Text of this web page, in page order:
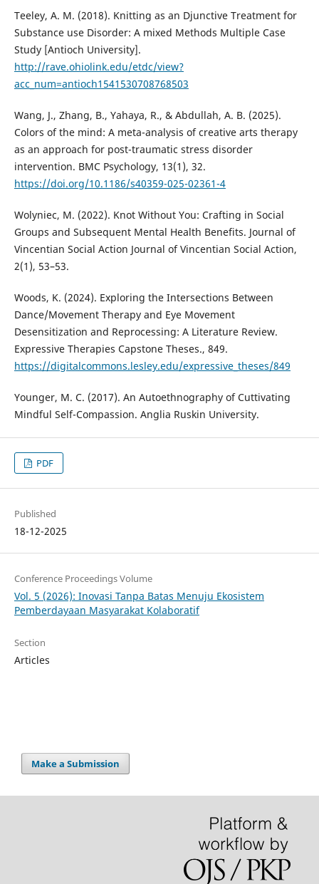
Teeley, A. M. (2018). Knitting as an Djunctive Treatment for
Substance use Disorder: A mixed Methods Multiple Case
Study [Antioch University].
http://rave.ohiolink.edu/etdc/view?
acc_num=antioch1541530708768503
Wang, J., Zhang, B., Yahaya, R., & Abdullah, A. B. (2025).
Colors of the mind: A meta-analysis of creative arts therapy
as an approach for post-traumatic stress disorder
intervention. BMC Psychology, 13(1), 32.
https://doi.org/10.1186/s40359-025-02361-4
Wolyniec, M. (2022). Knot Without You: Crafting in Social
Groups and Subsequent Mental Health Benefits. Journal of
Vincentian Social Action Journal of Vincentian Social Action,
2(1), 53–53.
Woods, K. (2024). Exploring the Intersections Between
Dance/Movement Therapy and Eye Movement
Desensitization and Reprocessing: A Literature Review.
Expressive Therapies Capstone Theses., 849.
https://digitalcommons.lesley.edu/expressive_theses/849
Younger, M. C. (2017). An Autoethnography of Cuttivating
Mindful Self-Compassion. Anglia Ruskin University.
PDF
Published
18-12-2025
Conference Proceedings Volume
Vol. 5 (2026): Inovasi Tanpa Batas Menuju Ekosistem
Pemberdayaan Masyarakat Kolaboratif
Section
Articles
Make a Submission